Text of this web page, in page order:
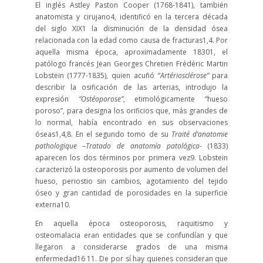
El inglés Astley Paston Cooper (1768-1841), también
anatomista y cirujano4, identificó en la tercera década
del siglo XIX1
la disminución de la densidad ósea
relacionada con la edad como causa de fracturas1,4. Por
aquella misma época, aproximadamente 18301, el
patólogo francés Jean Georges Chretien Frédéric Martin
Lobstein (1777-1835), quien acuñó “Artériosclérose”para
describir la osificación de las arterias, introdujo la
expresión “Ostéoporose”, etimológicamente “hueso
poroso”, para designa los orificios que, más grandes de
lo normal, había encontrado en sus observaciones
óseas1,4,8. En el segundo tomo de su Traité d’anatomie
pathologique–Tratado de anatomía patológica-(1833)
aparecen los dos términos por primera vez9. Lobstein
caracterizó la osteoporosis por aumento de volumen del
hueso, periostio sin cambios, agotamiento del tejido
óseo y gran cantidad de porosidades en la superficie
externa10.
En aquella época osteoporosis, raquitismo y
osteomalacia eran entidades que se confundían y que
llegaron a considerarse grados de una misma
enfermedad16 11 . De por sí hay quienes consideran que